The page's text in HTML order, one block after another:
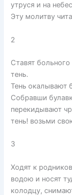
утруся и на
Эту молитву
2
Ставят больного
тень.
Тень окалывают
Собравши
перекидывают
тень! возьми
3
Ходят к
водою и носят
колодцу,